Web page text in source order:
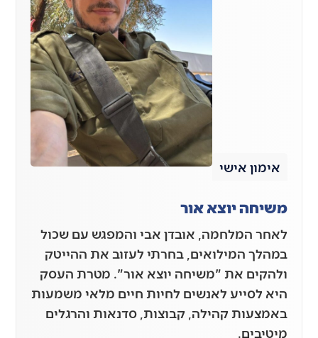
אימון אישי
משיחה יוצא אור
לאחר המלחמה, אובדן אבי והמפגש עם שכול
במהלך המילואים, בחרתי לעזוב את ההייטק
ולהקים את "משיחה יוצא אור". מטרת העסק
היא לסייע לאנשים לחיות חיים מלאי משמעות
באמצעות קהילה, קבוצות, סדנאות והרגלים
מיטיבים.